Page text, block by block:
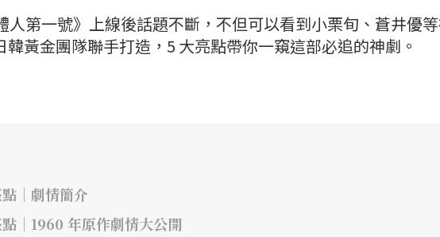
第一號》上線後話題不斷，不但可以看到小栗旬、蒼井優
黃金團隊聯手打造，5 大亮點帶你一窺這部必追的神劇。
｜劇情簡介
｜1960 年原作劇情大公開